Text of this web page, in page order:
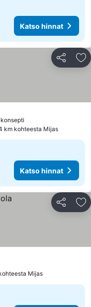
Katso hinnat
Jaa
km kohteesta Mijas
Katso hinnat
Jaa
Mijas